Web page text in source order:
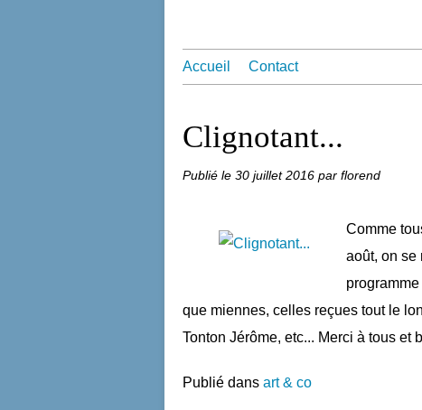
Accueil Contact
Clignotant...
Publié le 30 juillet 2016 par florend
Comme
août, on se
que miennes, celles reçues tout le
Tonton Jérôme, etc... Merci à tous et
Publié dans art & co